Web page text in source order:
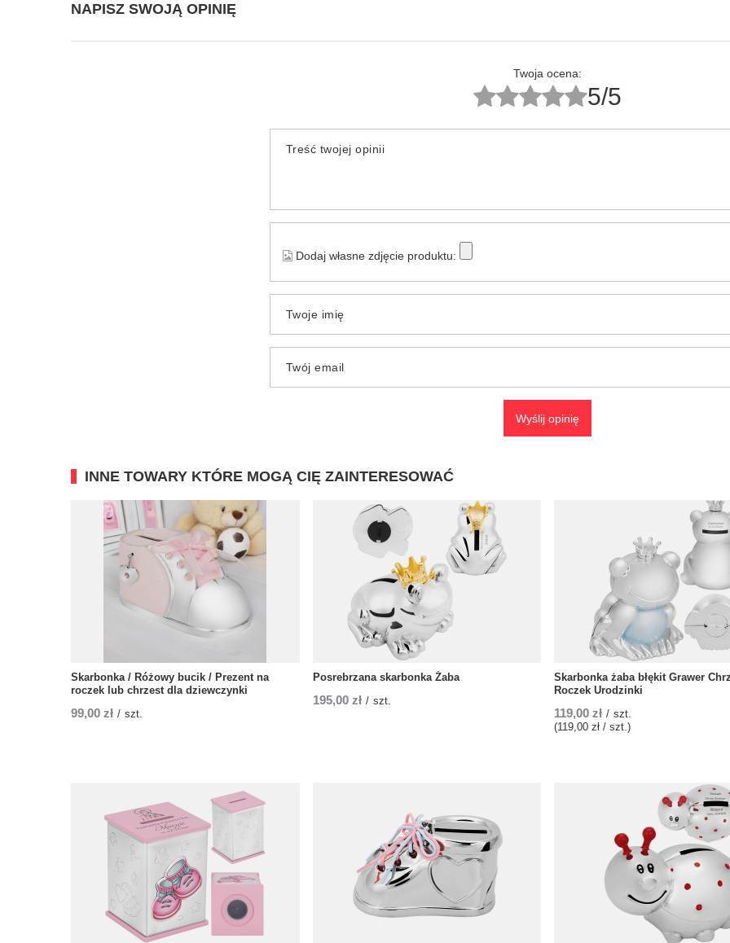
NAPISZ SWOJĄ OPINIĘ
Twoja ocena:
5/5
Treść twojej opinii
Dodaj własne zdjęcie produktu:
Twoje imię
Twój email
Wyślij opinię
INNE TOWARY KTÓRE MOGĄ CIĘ ZAINTERESOWAĆ
Skarbonka / Różowy bucik / Prezent na
roczek lub chrzest dla dziewczynki
99,00 zł / szt.
Posrebrzana skarbonka Żaba
195,00 zł / szt.
Skarbonka żaba błękit Grawer
Roczek Urodzinki
119,00 zł / szt.
(119,00 zł / szt.)